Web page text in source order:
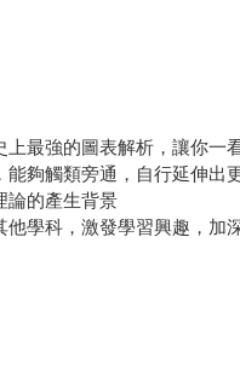
最強的圖表解析，讓你一
夠觸類旁通，自行延伸出
論的產生背景
學科，激發學習興趣，加